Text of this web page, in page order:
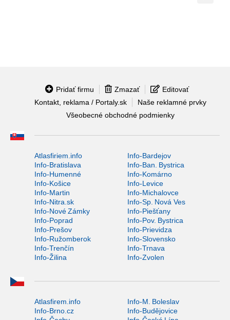
Pridať firmu Zmazať
Editovať
Kontakt, reklama / Portaly.sk
Naše reklamné prvky
Všeobecné obchodné podmienky
Atlasfiriem.info
Info-Bardejov
Info-Bratislava
Info-Ban. Bystrica
Info-Humenné
Info-Komárno
Info-Košice
Info-Levice
Info-Martin
Info-Michalovce
Info-Nitra.sk
Info-Sp. Nová Ves
Info-Nové Zámky
Info-Piešťany
Info-Poprad
Info-Pov. Bystrica
Info-Prešov
Info-Prievidza
Info-Ružomberok
Info-Slovensko
Info-Trenčín
Info-Trnava
Info-Žilina
Info-Zvolen
Atlasfirem.info
Info-M. Boleslav
Info-Brno.cz
Info-Budějovice